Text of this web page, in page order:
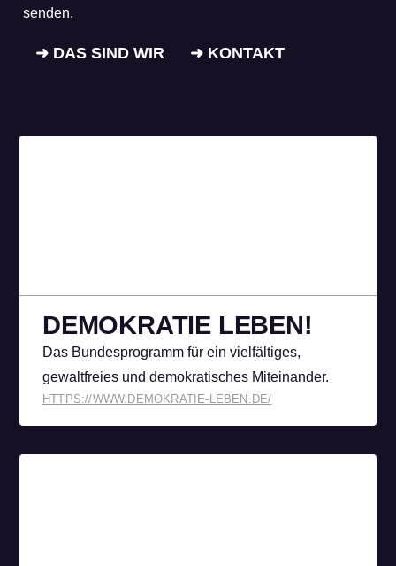
senden.
➜ DAS SIND WIR ➜ KONTAKT
DEMOKRATIE LEBEN!
Das Bundesprogramm für ein vielfältiges,
gewaltfreies und demokratisches Miteinander.
HTTPS://WWW.DEMOKRATIE-LEBEN.DE/